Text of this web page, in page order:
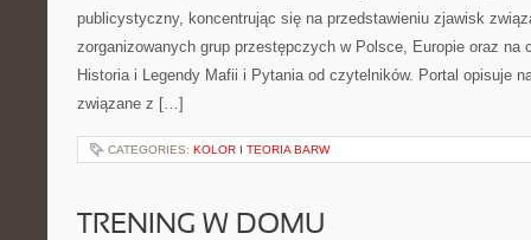
publicystyczny, koncentrując się na przedstawieniu zjawisk
zorganizowanych grup przestępczych w Polsce, Europie oraz na
Historia i Legendy Mafii i Pytania od czytelników. Portal opisuje
związane z […]
CATEGORIES: KOLOR I TEORIA BARW
TRENING W DOMU